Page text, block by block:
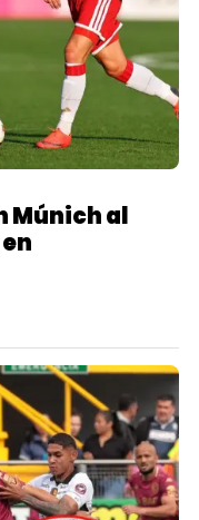
Múnich al